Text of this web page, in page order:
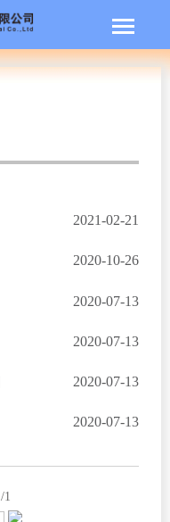
2021-02-21
2020-10-26
2020-07-13
2020-07-13
2020-07-13
2020-07-13
1